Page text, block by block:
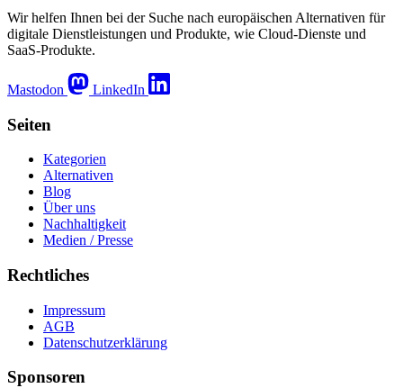
Wir helfen Ihnen bei der Suche nach europäischen Alternativen für
digitale Dienstleistungen und Produkte, wie Cloud-Dienste und
SaaS-Produkte.
Mastodon LinkedIn
Seiten
Kategorien
Alternativen
Blog
Über uns
Nachhaltigkeit
Medien / Presse
Rechtliches
Impressum
AGB
Datenschutzerklärung
Sponsoren